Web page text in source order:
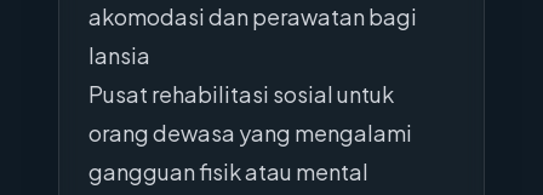
akomodasi dan perawatan bagi
lansia
Pusat rehabilitasi sosial untuk
orang dewasa yang mengalami
gangguan fisik atau mental